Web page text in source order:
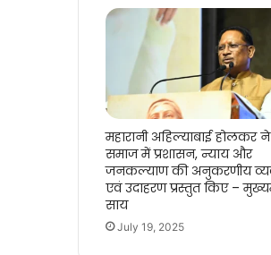
महारानी अहिल्याबाई होलकर ने
समाज में प्रशासन, न्याय और
जनकल्याण की अनुकरणीय
एवं उदाहरण प्रस्तुत किए –
साय
July 19, 2025